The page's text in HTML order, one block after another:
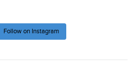
Follow on Instagram